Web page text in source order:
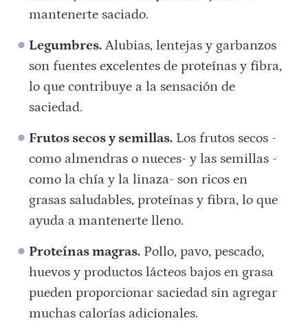
mantenerte saciado.
Legumbres. Alubias, lentejas y garbanzos
son fuentes excelentes de proteínas y fibra,
lo que contribuye a la sensación de
saciedad.
Frutos secos y semillas. Los frutos secos -
como almendras o nueces- y las semillas -
como la chía y la linaza- son ricos en
grasas saludables, proteínas y fibra, lo que
ayuda a mantenerte lleno.
Proteínas magras. Pollo, pavo, pescado,
huevos y productos lácteos bajos en grasa
pueden proporcionar saciedad sin agregar
muchas calorías adicionales.